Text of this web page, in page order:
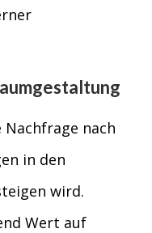
nach
in den
wird.
Wert auf